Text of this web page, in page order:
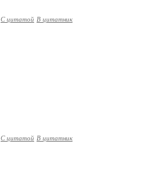
С цитатой В цитатник
С цитатой В цитатник